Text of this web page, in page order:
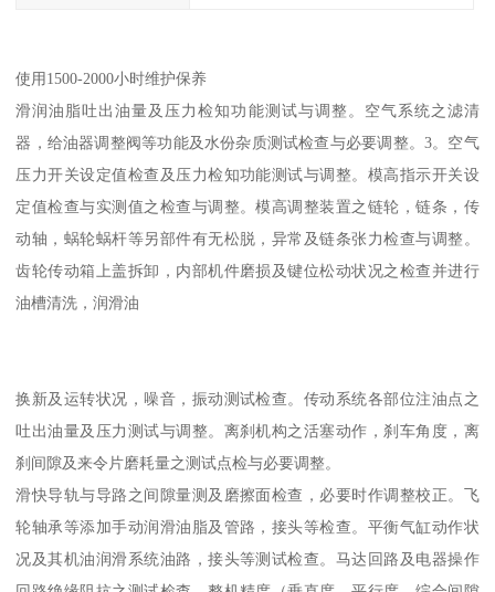
使用1500-2000小时维护保养
滑润油脂吐出油量及压力检知功能测试与调整。空气系统之滤清
器，给油器调整阀等功能及水份杂质测试检查与必要调整。3。空气
压力开关设定值检查及压力检知功能测试与调整。模高指示开关设
定值检查与实测值之检查与调整。模高调整装置之链轮，链条，传
动轴，蜗轮蜗杆等另部件有无松脱，异常及链条张力检查与调整。
齿轮传动箱上盖拆卸，内部机件磨损及键位松动状况之检查并进行
油槽清洗，润滑油
换新及运转状况，噪音，振动测试检查。传动系统各部位注油点之
吐出油量及压力测试与调整。离刹机构之活塞动作，刹车角度，离
刹间隙及来令片磨耗量之测试点检与必要调整。
滑快导轨与导路之间隙量测及磨擦面检查，必要时作调整校正。飞
轮轴承等添加手动润滑油脂及管路，接头等检查。平衡气缸动作状
况及其机油润滑系统油路，接头等测试检查。马达回路及电器操作